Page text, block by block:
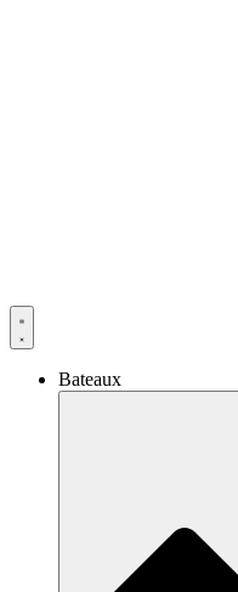
Bateaux